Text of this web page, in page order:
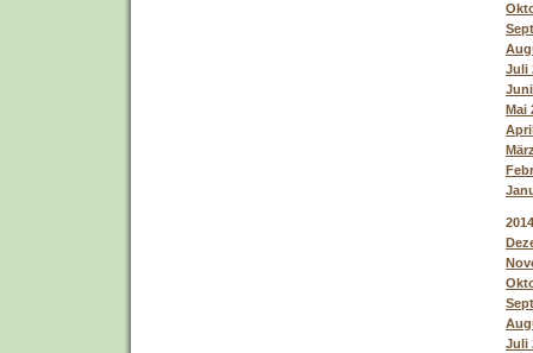
Juli
Mai
2014
Juli